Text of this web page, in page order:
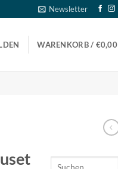
Newsletter
WARENKORB / €0,00